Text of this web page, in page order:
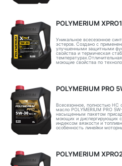
POLYMERIUM
Уникальное всесезонное
эстеров. Создано с
улучшенными защитными
свойства и термическая
моющие свойства по
POLYMERIUM PRO
Всесезонное, полностью HC
масло POLYMERIUM PRO
насыщенным пакетом
моющих и диспергирующих
индексом вязкости и
особенность линейки
POLYMERIUM